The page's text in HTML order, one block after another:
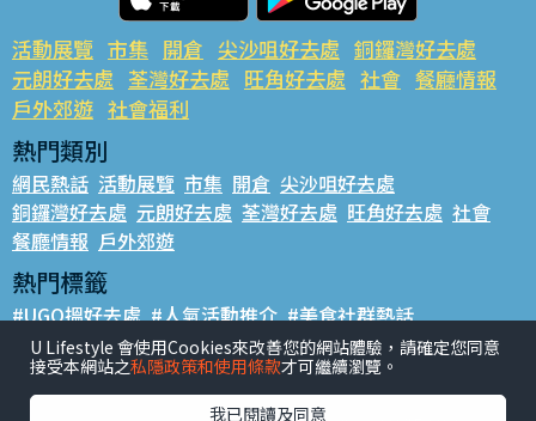
活動展覽 市集 開倉 尖沙咀好去處 銅鑼灣好去處
元朗好去處 荃灣好去處 旺角好去處 社會 餐廳情報
戶外郊遊 社會福利
熱門類別
網民熱話 活動展覽 市集 開倉 尖沙咀好去處
銅鑼灣好去處 元朗好去處 荃灣好去處 旺角好去處 社會
餐廳情報 戶外郊遊
熱門標籤
#UGO搵好去處 #人氣活動推介 #美食社群熱話
#親子玩樂好去處 #ULifestyle應用程式 #限時搶
#UJetso禮物放送 #ULifestyle商戶中心 #著數
U Lifestyle 會使用Cookies來改善您的網站體驗，請確定您同意
接受本網站之私隱政策和使用條款才可繼續瀏覽。
我已閱讀及同意